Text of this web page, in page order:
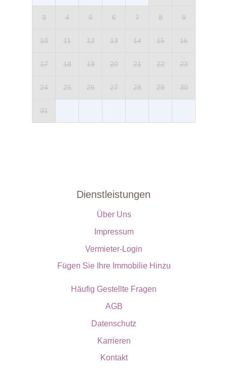
3 4 5 6 7 8 9
10 11 12 13 14 15 16
17 18 19 20 21 22 23
24 25 26 27 28 29 30
31
Dienstleistungen
Über Uns
Impressum
Vermieter-Login
Fügen Sie Ihre Immobilie Hinzu
Häufig Gestellte Fragen
AGB
Datenschutz
Karrieren
Kontakt